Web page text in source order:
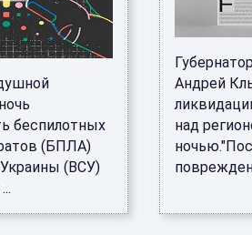
беспилотных
(БПЛА)
(ВСУ)
Андрей
над